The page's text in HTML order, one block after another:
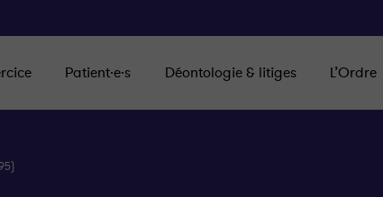
Patient·e·s Déontologie & litiges L’Ordre